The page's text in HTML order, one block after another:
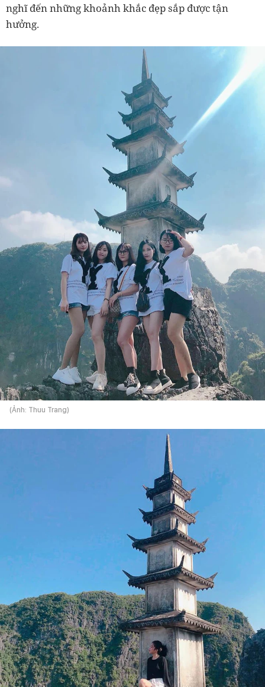
nghĩ đến những khoảnh khắc đẹp sắp được tận
hưởng.
(Ảnh: Thuu Trang)